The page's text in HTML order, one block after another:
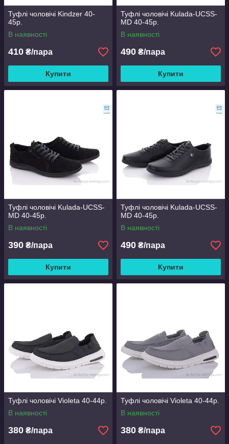
Туфлі чоловічі Kindzer 40-
45р.
В наявності
410 ₴/пара
Купити
Туфлі чоловічі Kulada-UCSS-
MD 40-45р.
В наявності
490 ₴/пара
Купити
Туфлі чоловічі Kulada-UCSS-
MD 40-45р.
В наявності
390 ₴/пара
Купити
Туфлі чоловічі Kulada-UCSS-
MD 40-45р.
В наявності
490 ₴/пара
Купити
Туфлі чоловічі Violeta 40-44р.
В наявності
380 ₴/пара
Туфлі чоловічі Violeta 40-44р.
В наявності
380 ₴/пара